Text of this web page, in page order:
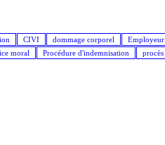
CIVI dommage corporel Employeur
moral Procédure d'indemnisation procès